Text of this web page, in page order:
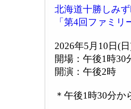
北海道十勝しみ
「第4回ファミリ
2026年5月10日(
開場：午後1時30
開演：午後2時
＊午後1時30分